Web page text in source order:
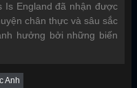
Is England đã nhận được
chân thực và sâu sắc
hưởng bởi những biến
Anh